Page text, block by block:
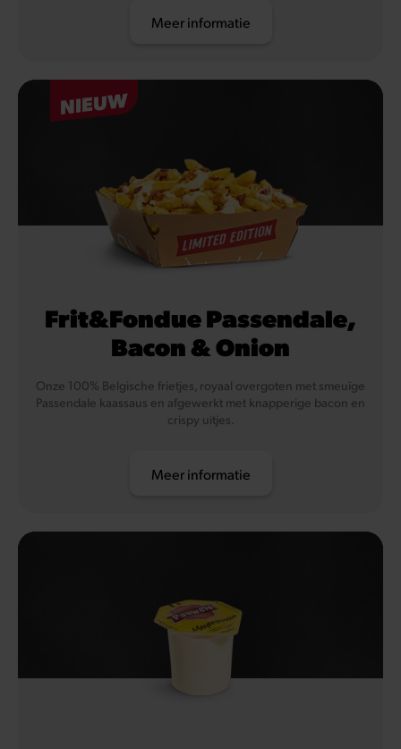
Meer informatie
NIEUW
Frit&Fondue Passendale,
Bacon & Onion
Onze 100% Belgische frietjes, royaal overgoten met smeuïge
Passendale kaassaus en afgewerkt met knapperige bacon en
crispy uitjes.
Meer informatie